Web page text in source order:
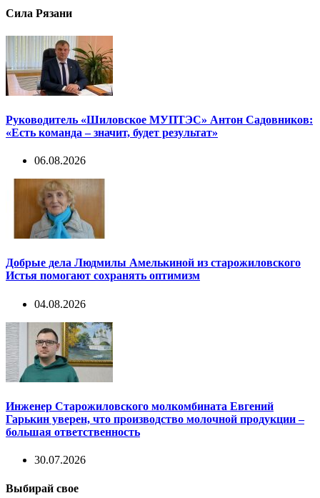
Сила Рязани
Руководитель «Шиловское МУПТЭС» Антон Садовников:
«Есть команда – значит, будет результат»
06.08.2026
Добрые дела Людмилы Амелькиной из старожиловского
Истья помогают сохранять оптимизм
04.08.2026
Инженер Старожиловского молкомбината Евгений
Гарькин уверен, что производство молочной продукции –
большая ответственность
30.07.2026
Выбирай свое